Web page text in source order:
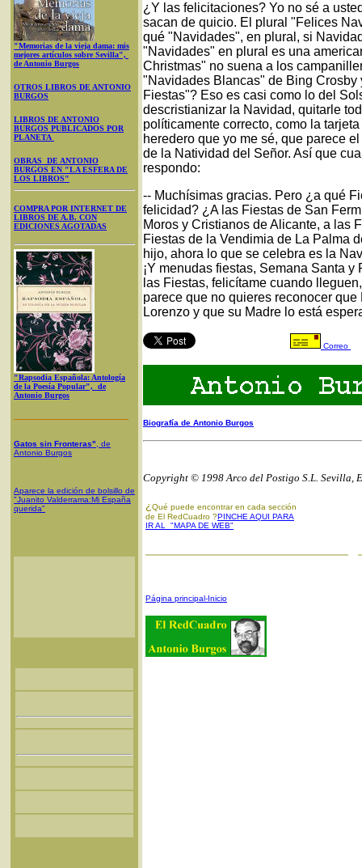
"Memorias de la vieja dama: mis
mejores artículos sobre Sevilla",
de Antonio Burgos
OTROS LIBROS DE ANTONIO
BURGOS
LIBROS DE ANTONIO
BURGOS PUBLICADOS POR
PLANETA
OBRAS DE ANTONIO
BURGOS EN "LA ESFERA DE
LOS LIBROS"
COMPRA POR INTERNET DE
LIBROS DE A.B. CON
EDICIONES AGOTADAS
"Rapsodia Española: Antología
de la Poesía Popular", de
Antonio Burgos
Gatos sin Fronteras" , de
Antonio Burgos
Aparece la edición de bolsillo de
"Juanito Valderrama:Mi España
querida"
¿Y las felicitaciones? Yo no sé a
sacan de quicio. El plural "Felices
qué "Navidades", en plural, si
"Navidades" en plural es una
Christmas" no suena a los
"Navidades Blancas" de Bing
Fiestas"? Eso es casi como lo del
descristianizar la Navidad, quitarle
políticamente correcto, como la
heredero que yo me sé, que parece
de la Natividad del Señor. Así que
respondo:
-- Muchísimas gracias. Pero ¿a qué
felicidad? ¿A las Fiestas de San
Moros y Cristianos de Alicante, a las
Fiestas de la Vendimia de La Palma
hijo, ahora lo que se celebra es la
¡Y menudas fiestas, Semana Santa
las Fiestas, felicítame cuando
parece que no quieres reconocer
Lorenzo y que su Madre lo está
Correo
Biografía de Antonio Burgos
Copyright © 1998 Arco del Postigo S.L. Sevilla,
¿ Qué puede encontrar en cada sección
de El RedCuadro ?PINCHE AQUI PARA
IR AL "MAPA DE WEB"
Página principal-Inicio